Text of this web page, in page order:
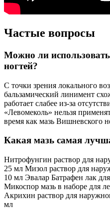
Частые вопросы
Можно ли
ногтей?
С точки зрения локального
бальзамический линимент
работает слабее из-за
«Левомеколь» нельзя
время как мазь Вишневского
Какая мазь самая
Нитрофунгин раствор для
25 мл Мизол раствор для
10 мл Эвалар Батрафен лак
Микоспор мазь в наборе для
Акрихин раствор для
мл